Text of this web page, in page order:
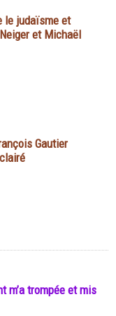
le judaïsme et
et Michaël
Gautier
m’a trompée et mis